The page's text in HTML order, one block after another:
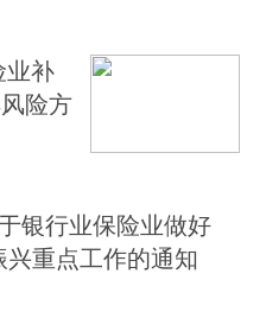
业补
险方
银行业保险业做好
重点工作的通知